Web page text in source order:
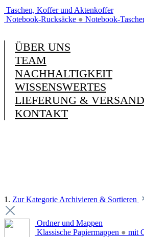
Taschen, Koffer und Aktenkoffer
Notebook-Rucksäcke ● Notebook-
ÜBER UNS
TEAM
NACHHALTIGKEIT
WISSENSWERTES
LIEFERUNG & VERSAND
KONTAKT
1. Zur Kategorie Archivieren & Sortieren
Ordner und Mappen
Klassische Papiermappen ● mit